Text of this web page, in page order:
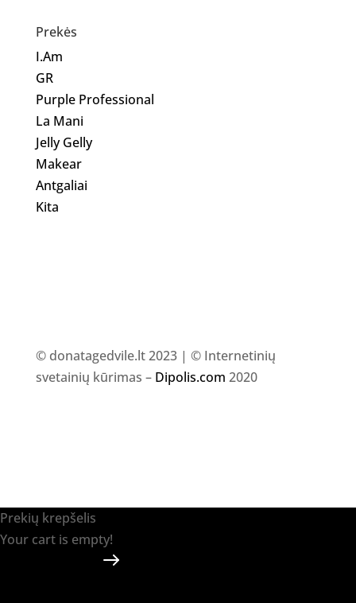
Prekės
I.Am
GR
Purple Professional
La Mani
Jelly Gelly
Makear
Antgaliai
Kita
© donatagedvile.lt 2023 | © Internetinių
svetainių kūrimas – Dipolis.com 2020
Prekių krepšelis
Your cart is empty!